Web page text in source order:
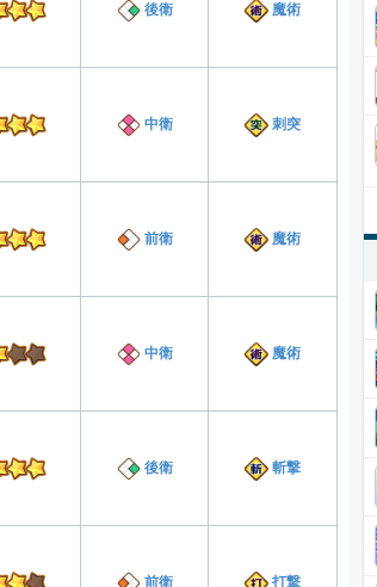
後衛 魔術
中衛 刺突
前衛 魔術
中衛 魔術
後衛 斬撃
前衛 打撃